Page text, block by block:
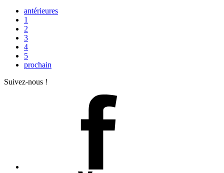
antérieures
1
2
3
4
5
prochain
Suivez-nous !